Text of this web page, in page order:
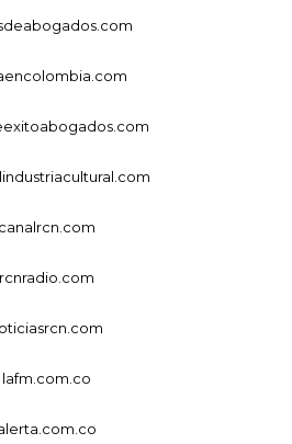
canalrcn.com
rcnradio.com
lafm.com.co